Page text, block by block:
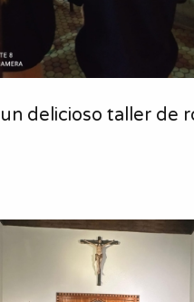
delicioso taller de